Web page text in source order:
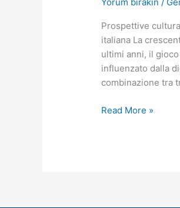
Prospettive
italiana La
ultimi anni, il
influenzato dalla
combinazione tra
gioco
il
ruolo
di
App
scommesse
nella
Read More »